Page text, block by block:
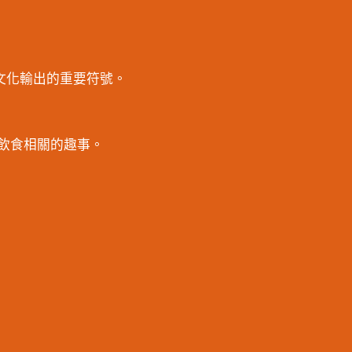
輸出的重要符號。
食相關的趣事。